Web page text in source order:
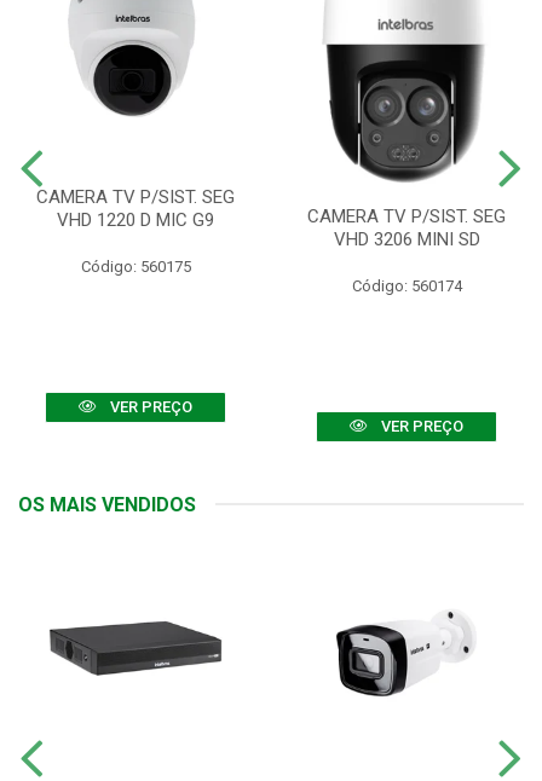
CAMERA TV P/SIST. SEG
VHD 1220 D MIC G9
Código: 560175
VER PREÇO
CAMERA TV P/SIST. SEG
VHD 3206 MINI SD
Código: 560174
VER PREÇO
OS MAIS VENDIDOS